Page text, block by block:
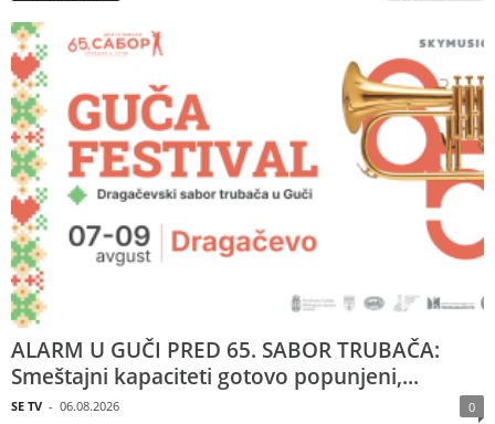
ALARM U GUČI PRED 65. SABOR TRUBAČA:
Smeštajni kapaciteti gotovo popunjeni,...
SE TV - 06.08.2026 0